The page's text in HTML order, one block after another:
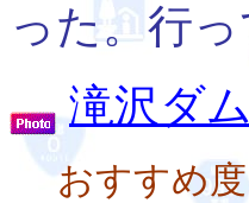
った。行
滝沢ダ
おすすめ